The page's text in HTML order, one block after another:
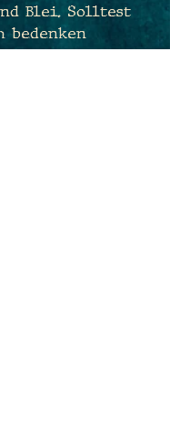
Blei. Solltest
bedenken
sehr